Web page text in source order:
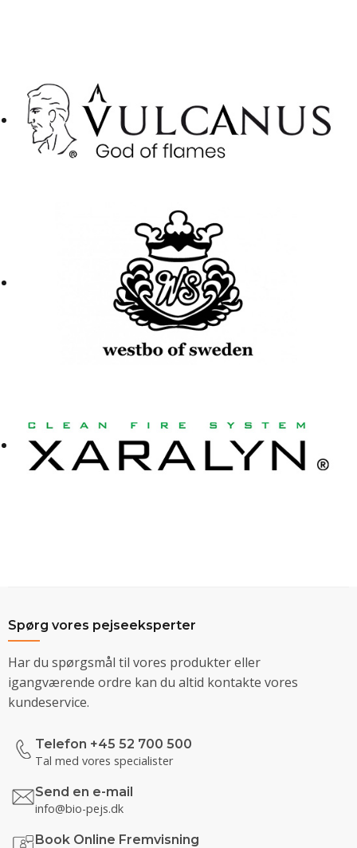
Spørg vores pejseeksperter
Har du spørgsmål til vores produkter eller
igangværende ordre kan du altid kontakte vores
kundeservice.
Telefon +45 52 700 500
Tal med vores specialister
Send en e-mail
info@bio-pejs.dk
Book Online Fremvisning